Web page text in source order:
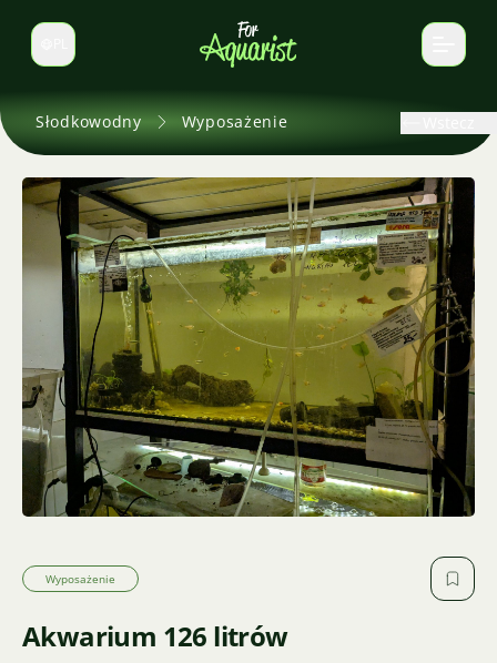
Zmień język
Słodkowodny Wyposażenie
Wyposażenie
Akwarium 126 litrów